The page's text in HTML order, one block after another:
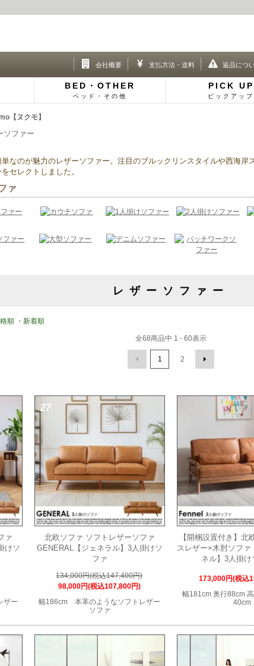
会社概要 支払方法・送料 返品につ
BED・OTHER
ベッド・その他
PICK UP
ピックアップ
【ヌクモ】
ソファー
なのが魅力のレザーソファー。注目のブルックリンスタイルや西海
セレクトしました。
ァ
レザーソファー
格順 ・新着順
全68商品中 1 - 60表示
1 2
ァ
けソ
ザー
27
北欧ソファ ソフトレザーソファ
GENERAL【ジェネラル】3人掛けソ
ファ
134,000円(税込147,400円)
98,000円(税込107,800円)
幅186cm 本革のようなソフトレザー
ソファ
【開梱設置付き】北
スレザー×木肘ソファ
ネル】3人掛け
173,000円(税込
幅181cm 奥行88cm
40cm